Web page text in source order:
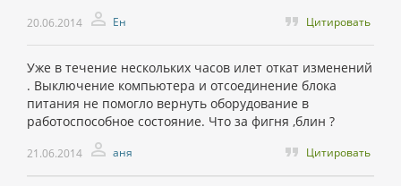
20.06.2014 Ен Цитировать
Уже в течение нескольких часов илет откат изменений
. Выключение компьютера и отсоединение блока
питания не помогло вернуть оборудование в
работоспособное состояние. Что за фигня ,блин ?
21.06.2014 аня Цитировать